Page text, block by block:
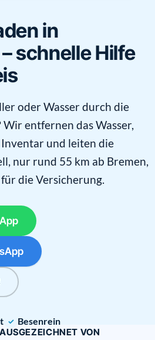
in
schnelle Hilfe
oder Wasser durch die
entfernen das Wasser,
und leiten die
nur rund 55 km ab Bremen,
die Versicherung.
Besenrein
VON